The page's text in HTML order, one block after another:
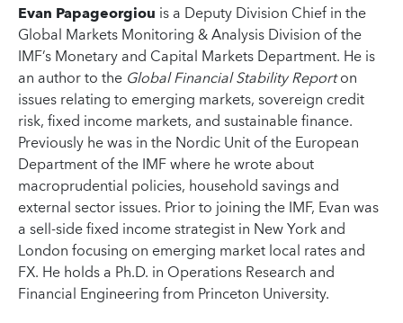
Evan Papageorgiou is a Deputy Division Chief in the
Global Markets Monitoring & Analysis Division of the
IMF’s Monetary and Capital Markets Department. He is
an author to the Global Financial Stability Reporton
issues relating to emerging markets, sovereign credit
risk, fixed income markets, and sustainable finance.
Previously he was in the Nordic Unit of the European
Department of the IMF where he wrote about
macroprudential policies, household savings and
external sector issues. Prior to joining the IMF, Evan was
a sell-side fixed income strategist in New York and
London focusing on emerging market local rates and
FX. He holds a Ph.D. in Operations Research and
Financial Engineering from Princeton University.